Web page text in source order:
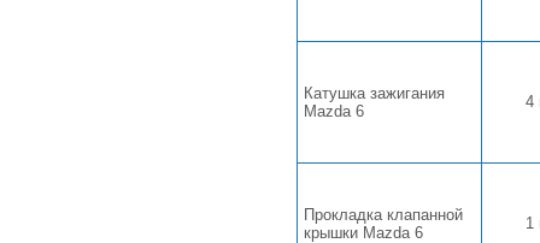
Катушка зажигания
Mazda 6
4
Прокладка клапанной
крышки Mazda 6
1